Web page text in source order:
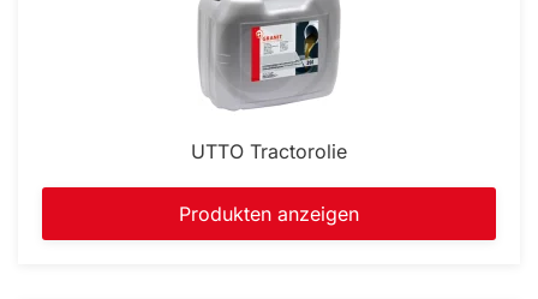
UTTO Tractorolie
Produkten anzeigen